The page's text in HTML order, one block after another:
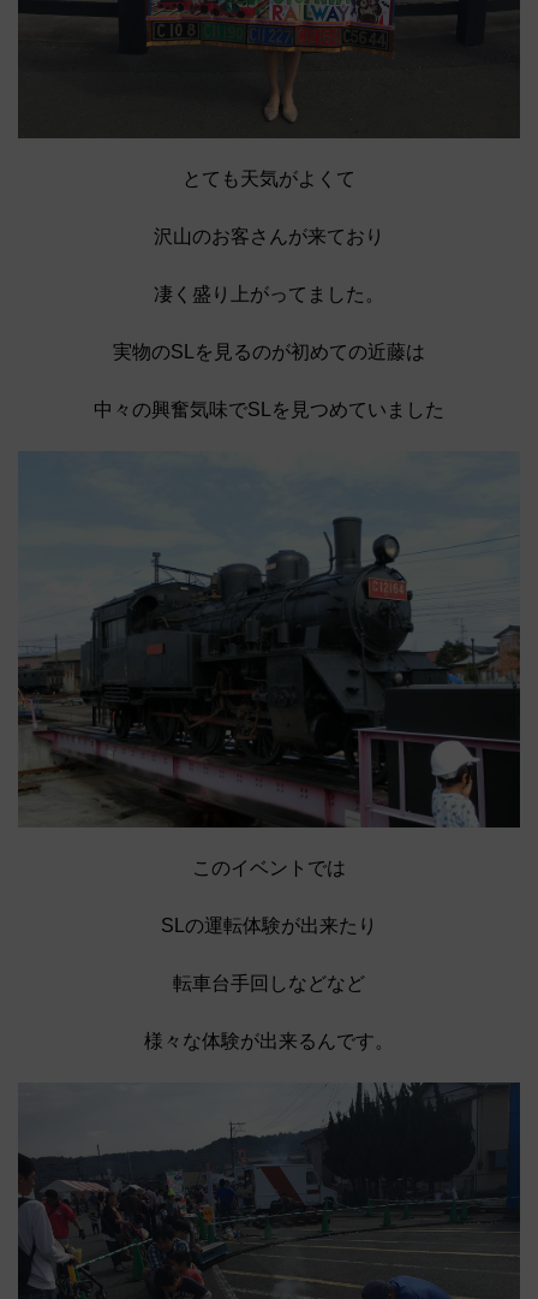
とても天気がよくて
沢山のお客さんが来ており
凄く盛り上がってました。
実物のSLを見るのが初めての近藤は
中々の興奮気味でSLを見つめていました
このイベントでは
SLの運転体験が出来たり
転車台手回しなどなど
様々な体験が出来るんです。